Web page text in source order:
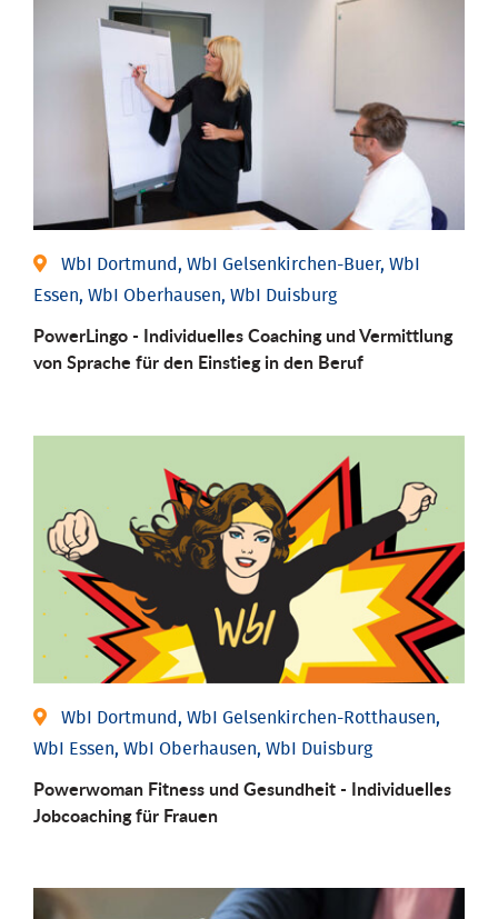
WbI Dortmund, WbI Gelsenkirchen-Buer, WbI
Essen, WbI Oberhausen, WbI Duisburg
PowerLingo - Individuelles Coaching und Vermittlung
von Sprache für den Einstieg in den Beruf
WbI Dortmund, WbI Gelsenkirchen-Rotthausen,
WbI Essen, WbI Oberhausen, WbI Duisburg
Powerwoman Fitness und Gesund­heit - Individu­elles
Job­coaching für Frauen